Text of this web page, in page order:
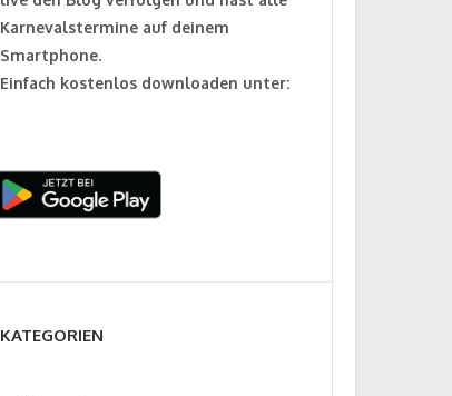
Karnevalstermine auf deinem
Smartphone.
Einfach kostenlos downloaden unter:
KATEGORIEN